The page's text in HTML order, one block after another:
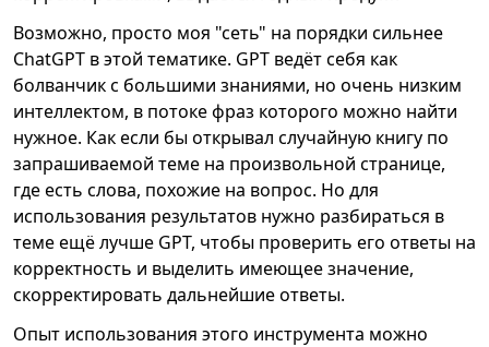
Возможно, просто моя "сеть" на порядки сильнее
ChatGPT в этой тематике. GPT ведёт себя как
болванчик с большими знаниями, но очень низким
интеллектом, в потоке фраз которого можно найти
нужное. Как если бы открывал случайную книгу по
запрашиваемой теме на произвольной странице,
где есть слова, похожие на вопрос. Но для
использования результатов нужно разбираться в
теме ещё лучше GPT, чтобы проверить его ответы на
корректность и выделить имеющее значение,
скорректировать дальнейшие ответы.
Опыт использования этого инструмента можно